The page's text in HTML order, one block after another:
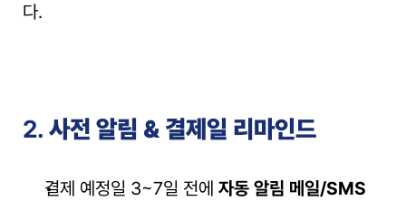
다.
2. 사전 알림 & 결제일 리마인드
결제 예정일 3~7일 전에 자동 알림 메일/SMS